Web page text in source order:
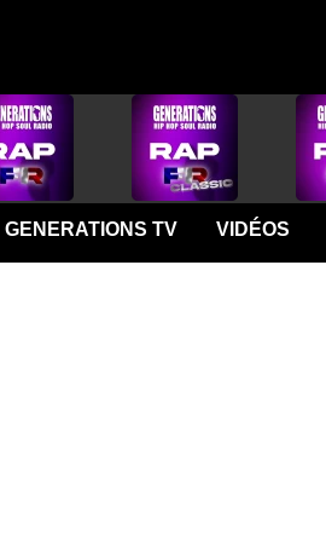
GENERATIONS TV VIDÉOS